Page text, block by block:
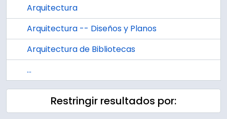
Arquitectura
Arquitectura -- Diseños y Planos
Arquitectura de Bibliotecas
...
Restringir resultados por: